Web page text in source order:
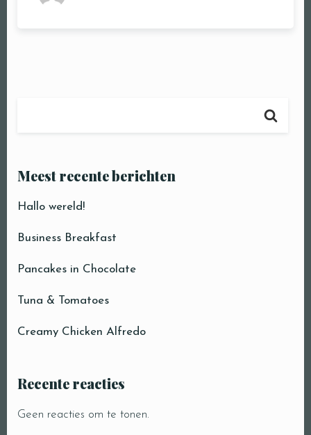
Meest recente berichten
Hallo wereld!
Business Breakfast
Pancakes in Chocolate
Tuna & Tomatoes
Creamy Chicken Alfredo
Recente reacties
Geen reacties om te tonen.